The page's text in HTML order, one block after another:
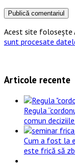
Acest site folosește
sunt procesate
Articole recente
Regula
comun
Cum a fost la
este frică să